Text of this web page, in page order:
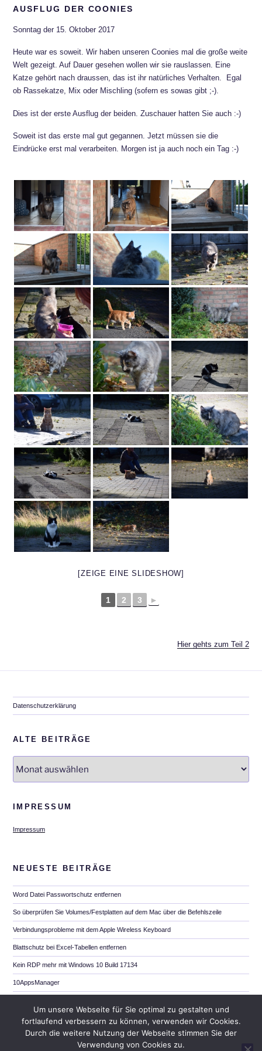
AUSFLUG DER COONIES
Sonntag der 15. Oktober 2017
Heute war es soweit. Wir haben unseren Coonies mal die große weite
Welt gezeigt. Auf Dauer gesehen wollen wir sie rauslassen. Eine
Katze gehört nach draussen, das ist ihr natürliches Verhalten. Egal
ob Rassekatze, Mix oder Mischling (sofern es sowas gibt ;-).
Dies ist der erste Ausflug der beiden. Zuschauer hatten Sie auch :-)
Soweit ist das erste mal gut gegannen. Jetzt müssen sie die
Eindrücke erst mal verarbeiten. Morgen ist ja auch noch ein Tag :-)
[ZEIGE EINE SLIDESHOW]
1 2 3 ►
Hier gehts zum Teil 2
Datenschutzerklärung
ALTE BEITRÄGE
Beiträge
IMPRESSUM
Impressum
NEUESTE BEITRÄGE
Word Datei Passwortschutz entfernen
So überprüfen Sie Volumes/Festplatten auf dem Mac über die Befehlszeile
Verbindungsprobleme mit dem Apple Wireless Keyboard
Blattschutz bei Excel-Tabellen entfernen
Kein RDP mehr mit Windows 10 Build 17134
10AppsManager
Launchpad Icons verkleinern
Reset der AirPods
Um unsere Webseite für Sie optimal zu gestalten und
fortlaufend verbessern zu können, verwenden wir Cookies.
Durch die weitere Nutzung der Webseite stimmen Sie der
Verwendung von Cookies zu.